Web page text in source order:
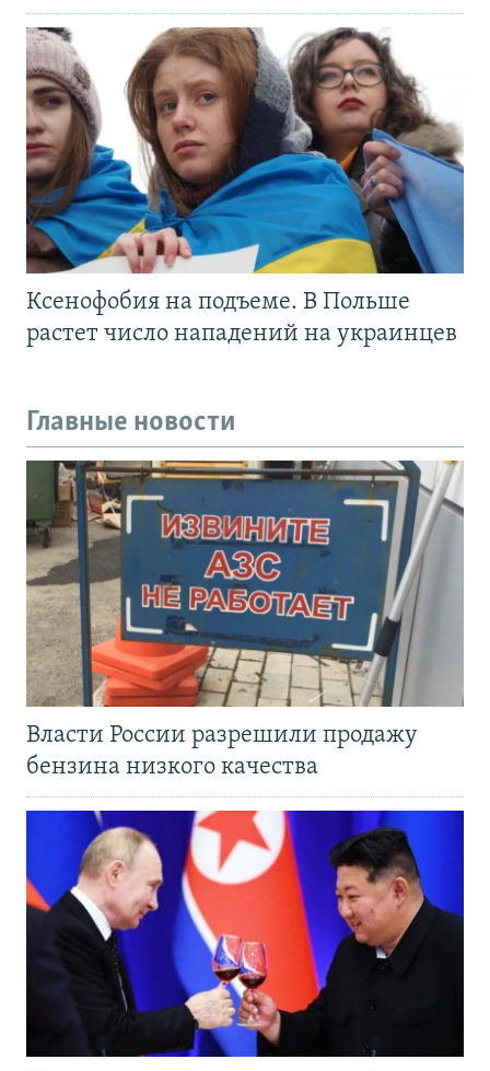
Ксенофобия на подъеме. В Польше
растет число нападений на украинцев
Главные новости
Власти России разрешили продажу
бензина низкого качества